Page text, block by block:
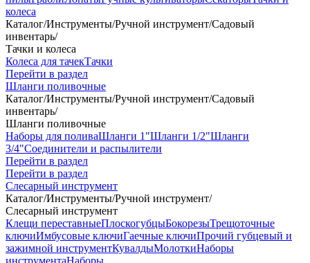
колеса
Каталог/Инструменты/Ручной инструмент/Садовый
инвентарь/
Тачки и колеса
Колеса для тачекТачки
Перейти в раздел
Шланги поливочные
Каталог/Инструменты/Ручной инструмент/Садовый
инвентарь/
Шланги поливочные
Наборы для поливаШланги 1"Шланги 1/2"Шланги
3/4"Соединители и распылители
Перейти в раздел
Перейти в раздел
Слесарный инструмент
Каталог/Инструменты/Ручной инструмент/
Слесарный инструмент
Клещи переставныеПлоскогубцыБокорезыТрещоточные
ключиИмбусовые ключиГаечные ключиПрочий губцевый и
зажимной инструментКувалдыМолоткиНаборы
инструментаНаборы